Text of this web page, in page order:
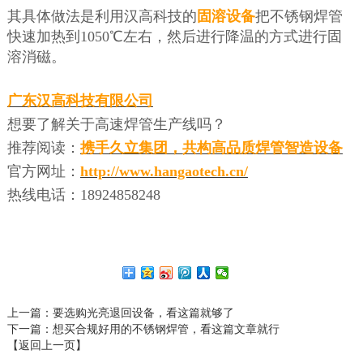
其具体做法是利用汉高科技的 固溶设备把不锈钢焊管
快速加热到 1050℃左右，然后进行降温的方式进行固
溶消磁。
广东汉高科技有限公司
想要了解关于高速焊管生产线吗？
推荐阅读： 携手久立集团，共构高品质焊管智造设备
官方网址： http://www.hangaotech.cn/
热线电话： 18924858248
上一篇：要选购光亮退回设备，看这篇就够了
下一篇：想买合规好用的不锈钢焊管，看这篇文章就行
【返回上一页】